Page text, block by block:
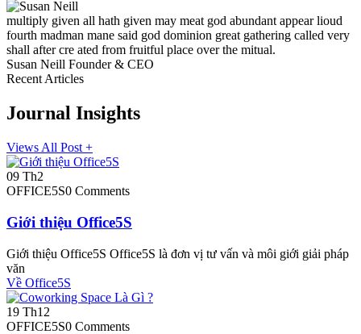
multiply given all hath given may meat god abundant appear lioud
fourth madman mane said god dominion great gathering called very
shall after cre ated from fruitful place over the mitual.
Susan Neill Founder & CEO
Recent Articles
Journal Insights
Views All Post +
09 Th2
OFFICE5S0 Comments
Giới thiệu Office5S
Giới thiệu Office5S Office5S là đơn vị tư vấn và môi giới giải pháp
văn
Về Office5S
19 Th12
OFFICE5S0 Comments